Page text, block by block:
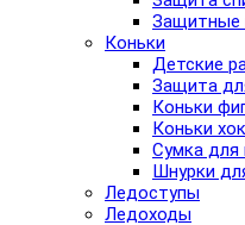
Защитные
Коньки
Детские
Защита
Коньки
Коньки
Сумка для
Шнурки
Ледоступы
Ледоходы